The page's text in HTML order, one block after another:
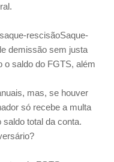
rescisãoSaque-
demissão sem justa
o saldo do FGTS, além
mas, se houver
só recebe a multa
total da conta.